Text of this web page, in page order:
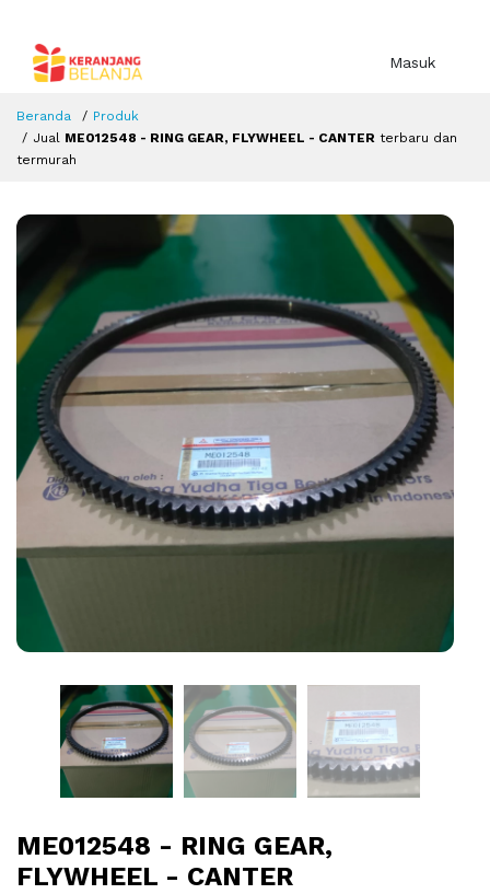
Masuk
Beranda
Produk
Jual ME012548 - RING GEAR, FLYWHEEL - CANTER terbaru dan
termurah
ME012548 - RING GEAR,
FLYWHEEL - CANTER